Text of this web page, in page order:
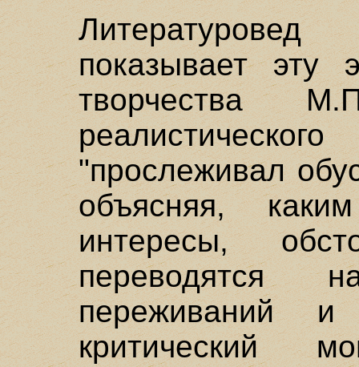
показывает эту
творчества
"прослеживал
объясняя,
интересы,
переводятся
переживаний и
критический